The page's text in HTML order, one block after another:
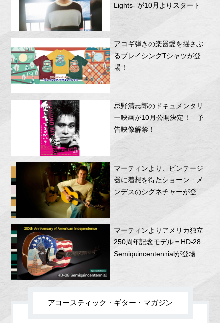
Lights-”が10月よりスタート
アコギ弾きの楽器愛を揺さぶ
るブレイシングTシャツが登
場！
忌野清志郎のドキュメンタリ
ー映画が10月公開決定！ 予
告映像解禁！
マーティンより、ビンテージ
器に着想を得たショーン・メ
ンデスのシグネチャーが登
マーティンよりアメリカ独立
250周年記念モデル＝HD-28
Semiquincentennialが登場
アコースティック・ギター・マガジン